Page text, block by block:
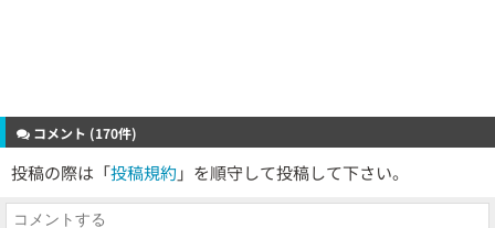
コメント (170件)
投稿の際は「投稿規約 」を順守して投稿して下さい。